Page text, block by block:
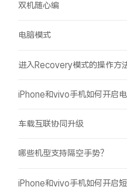
双机随心编
电脑模式
进入Recovery模式的操作方
iPhone和vivo手机如何开启电
车载互联协同升级
哪些机型支持隔空手势？
iPhone和vivo手机如何开启